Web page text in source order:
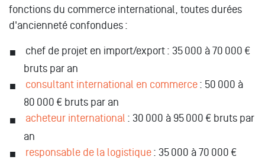
fonctions du commerce international, toutes durées
d'ancienneté confondues :
chef de projet en import/export : 35 000 à 70 000 €
bruts par an
consultant international en commerce : 50 000 à
80 000 € bruts par an
acheteur international : 30 000 à 95 000 € bruts par
an
responsable de la logistique : 35 000 à 70 000 €